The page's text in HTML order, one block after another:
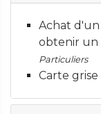
Achat
obtenir un
Particuliers
Carte